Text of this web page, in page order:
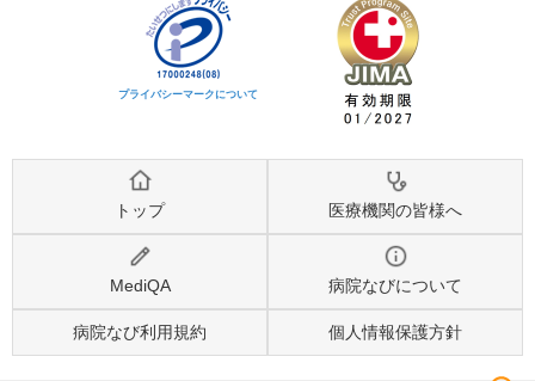
プライバシーマークについて
トップ 医療機関の皆様へ
MediQA 病院なびについて
病院なび利用規約 個人情報保護方針